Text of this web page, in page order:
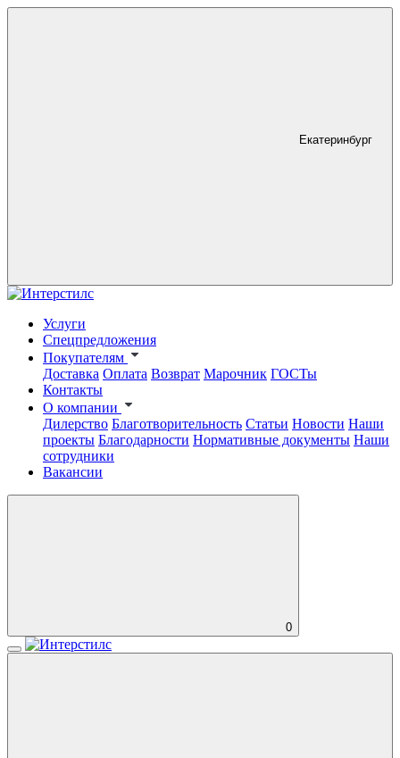
Екатеринбург
Услуги
Спецпредложения
Покупателям
Доставка Оплата Возврат Марочник ГОСТы
Контакты
О компании
Дилерство Благотворительность Статьи Новости Наши
проекты Благодарности Нормативные документы Наши
сотрудники
Вакансии
0